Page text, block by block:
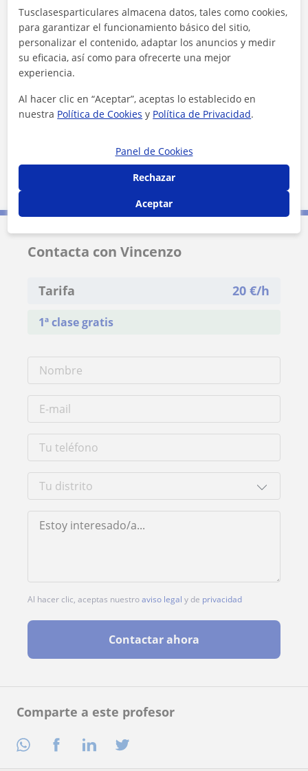
Comparte a este profesor
Fuenlabrada
San Sebastián de los Reyes
Móstoles
Madrid (Ciudad) Alcorcón
+ −
contributors
Contacta con Vincenzo
Tarifa 20 €/h
1ª clase gratis
Al hacer clic, aceptas nuestroaviso legal y de privacidad
Contactar ahora
Tusclasesparticulares almacena datos, tales como cookies,
para garantizar el funcionamiento básico del sitio,
personalizar el contenido, adaptar los anuncios y medir
su eficacia, así como para ofrecerte una mejor
experiencia.
Al hacer clic en “Aceptar”, aceptas lo establecido en
nuestra Política de Cookies y Política de Privacidad.
Panel de Cookies
Rechazar
Aceptar